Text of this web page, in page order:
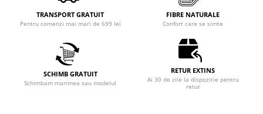
TRANSPORT GRATUIT
Pentru comenzi mai mari de 699 lei
FIBRE NATURALE
Confort care se simte
SCHIMB GRATUIT
Schimbam marimea sau modelul
RETUR EXTINS
Ai 30 de zile la dispozitie pentru
retur